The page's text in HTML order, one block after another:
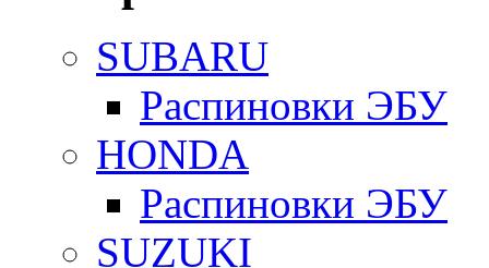
SUBARU
Распиновки ЭБУ
HONDA
Распиновки ЭБУ
SUZUKI